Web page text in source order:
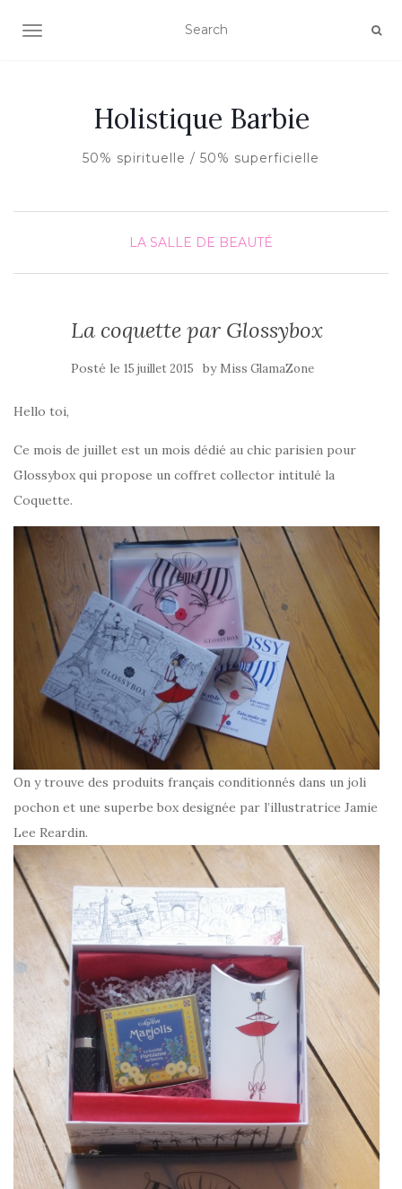
AFFICHER/MASQUER LA NAVIGATION
Holistique Barbie
50% spirituelle / 50% superficielle
LA SALLE DE BEAUTÉ
La coquette par Glossybox
Posté le 15 juillet 2015 by Miss GlamaZone
Hello toi,
Ce mois de juillet est un mois dédié au chic parisien pour
Glossybox qui propose un coffret collector intitulé la
Coquette.
On y trouve des produits français conditionnés dans un joli
pochon et une superbe box designée par l’illustratrice Jamie
Lee Reardin.